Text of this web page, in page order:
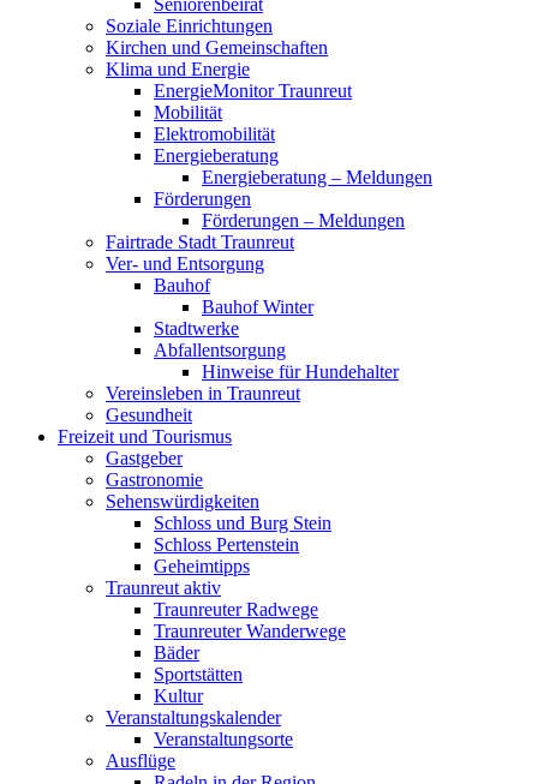
Seniorenbeirat
Soziale Einrichtungen
Kirchen und Gemeinschaften
Klima und Energie
EnergieMonitor Traunreut
Mobilität
Elektromobilität
Energieberatung
Energieberatung – Meldungen
Förderungen
Förderungen – Meldungen
Fairtrade Stadt Traunreut
Ver- und Entsorgung
Bauhof
Bauhof Winter
Stadtwerke
Abfallentsorgung
Hinweise für Hundehalter
Vereinsleben in Traunreut
Gesundheit
Freizeit und Tourismus
Gastgeber
Gastronomie
Sehenswürdigkeiten
Schloss und Burg Stein
Schloss Pertenstein
Geheimtipps
Traunreut aktiv
Traunreuter Radwege
Traunreuter Wanderwege
Bäder
Sportstätten
Kultur
Veranstaltungskalender
Veranstaltungsorte
Ausflüge